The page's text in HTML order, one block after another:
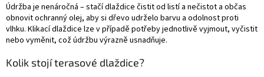
Údržba je nenáročná – stačí dlaždice čistit od listí a nečistot a občas
obnovit ochranný olej, aby si dřevo udrželo barvu a odolnost proti
vlhku. Klikací dlaždice lze v případě potřeby jednotlivě vyjmout, vyčistit
nebo vyměnit, což údržbu výrazně usnadňuje.
Kolik stojí terasové dlaždice?